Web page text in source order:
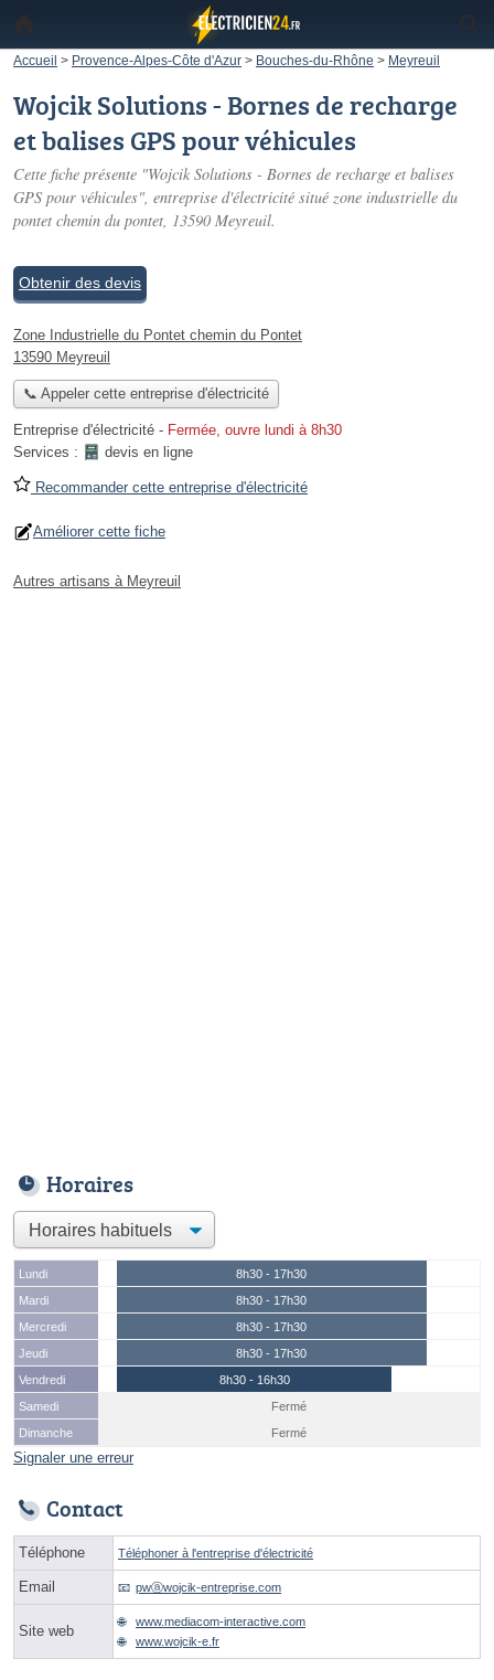
Accueil > Provence-Alpes-Côte d'Azur > Bouches-du-Rhône > Meyreuil
Wojcik Solutions - Bornes de recharge
et balises GPS pour véhicules
Cette fiche présente "Wojcik Solutions - Bornes de recharge et balises
GPS pour véhicules", entreprise d'électricité situé zone industrielle du
pontet chemin du pontet, 13590 Meyreuil.
Obtenir des devis
Zone Industrielle du Pontet chemin du Pontet
13590 Meyreuil
📞 Appeler cette entreprise d'électricité
Entreprise d'électricité - Fermée, ouvre lundi à 8h30
Services :
devis en ligne
Recommander cette entreprise d'électricité
Améliorer cette fiche
Autres artisans à Meyreuil
Horaires
Lundi
8h30 - 17h30
Mardi
8h30 - 17h30
Mercredi
8h30 - 17h30
Jeudi
8h30 - 17h30
Vendredi
8h30 - 16h30
Samedi
Fermé
Dimanche
Fermé
Signaler une erreur
Contact
Téléphone Téléphoner à l'entreprise d'électricité
Email pwⓐwojcik-entreprise.com
Site web
www.mediacom-interactive.com
www.wojcik-e.fr